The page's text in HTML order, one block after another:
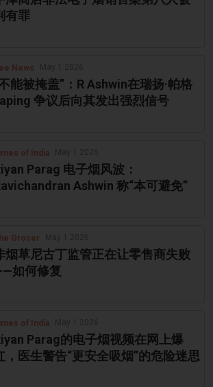
有罪
News
能被掩盖”：R Ashwin在瑞扬·帕格
争议后向其发出强烈信号
of India
Parag 电子烟风波：
Ashwin 称“本可避免”
Grocer
烟草尼古丁监管正在让零售商失败
如何修复
of India
Parag的电子烟视频在网上爆
，医生警告“更安全吸烟”的危险迷思